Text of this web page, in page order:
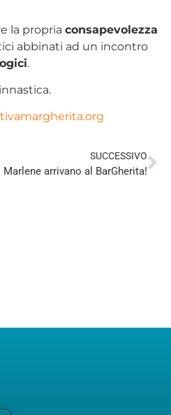
la propria consapevolezza
abbinati ad un incontro
.
SUCCESSIVO
arrivano al BarGherita!